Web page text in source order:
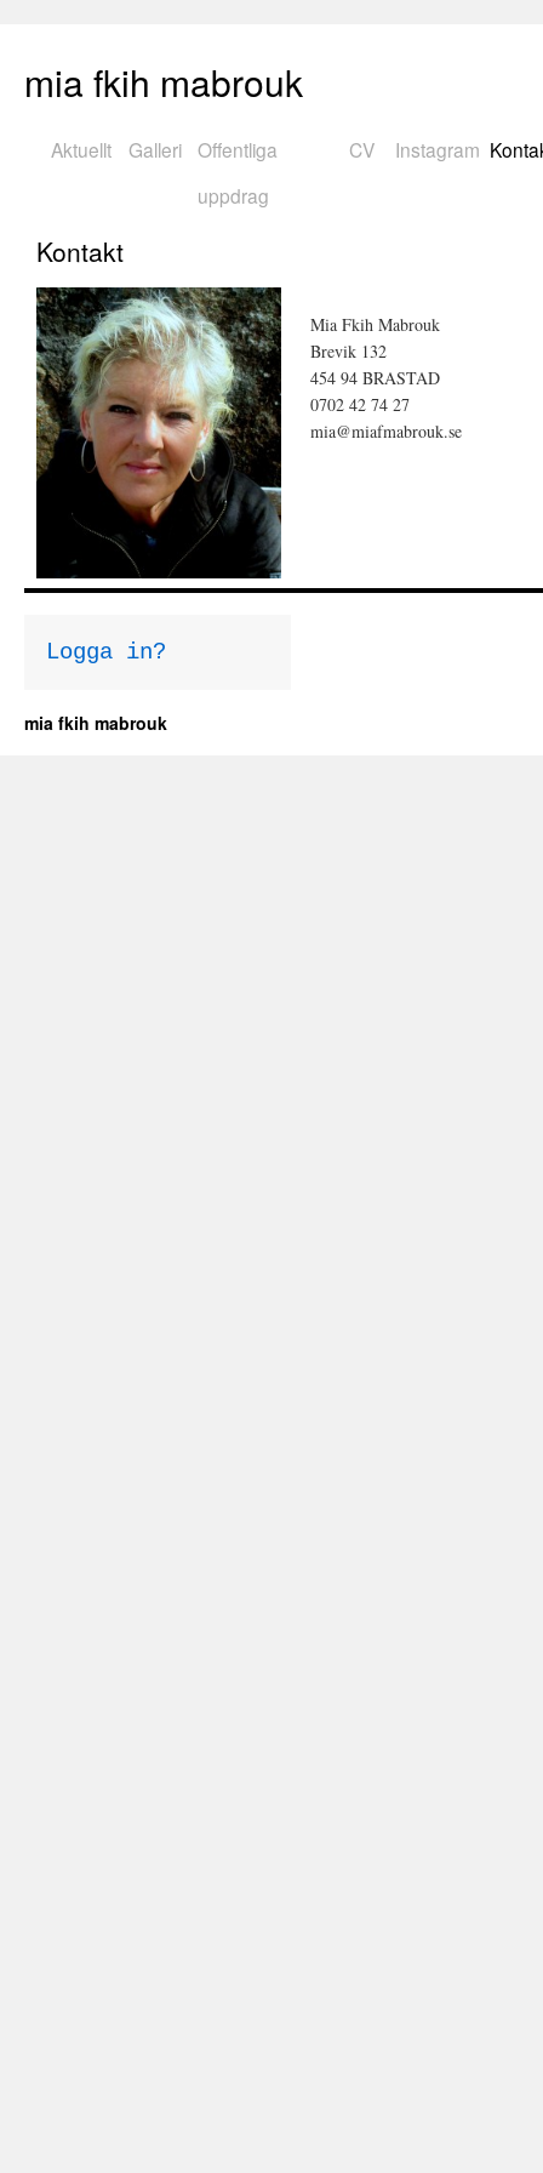
mia fkih mabrouk
Aktuellt Galleri Offentliga
uppdrag
CV Instagram
Kontakt
Mia Fkih Mabrouk
Brevik 132
454 94 BRASTAD
0702 42 74 27
mia@miafmabrouk.se
Logga in?
mia fkih mabrouk